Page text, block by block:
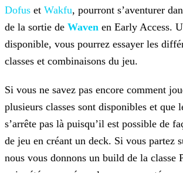
Dofus et Wakfu, pourront s’aventurer
de la sortie de Waven en Early Access.
disponible, vous pourrez essayer les
classes et combinaisons du jeu.
Si vous ne savez pas encore comment
plusieurs classes sont disponibles et que
s’arrête pas là puisqu’il est possible de
de jeu en créant un deck. Si vous partez
nous vous donnons un build de la classe